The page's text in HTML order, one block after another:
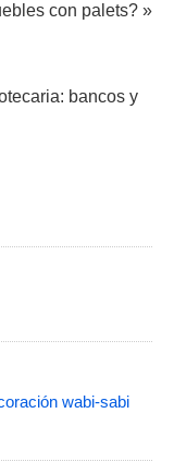
con palets? »
bancos y
wabi-sabi